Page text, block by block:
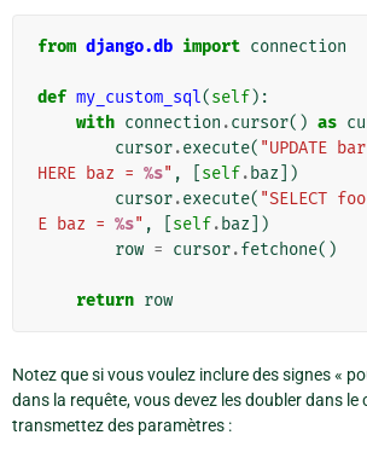
from django.db import connection
def my_custom_sql(self):
with connection .cursor() as
cursor.execute( "UPDATE
HERE baz = %s" , self. baz ])
cursor.execute( "SELECT foo
E baz = %s" , self. baz ])
row = cursor.fetchone()
return row
Notez que si vous voulez inclure des signes «
dans la requête, vous devez les doubler dans le
transmettez des paramètres :